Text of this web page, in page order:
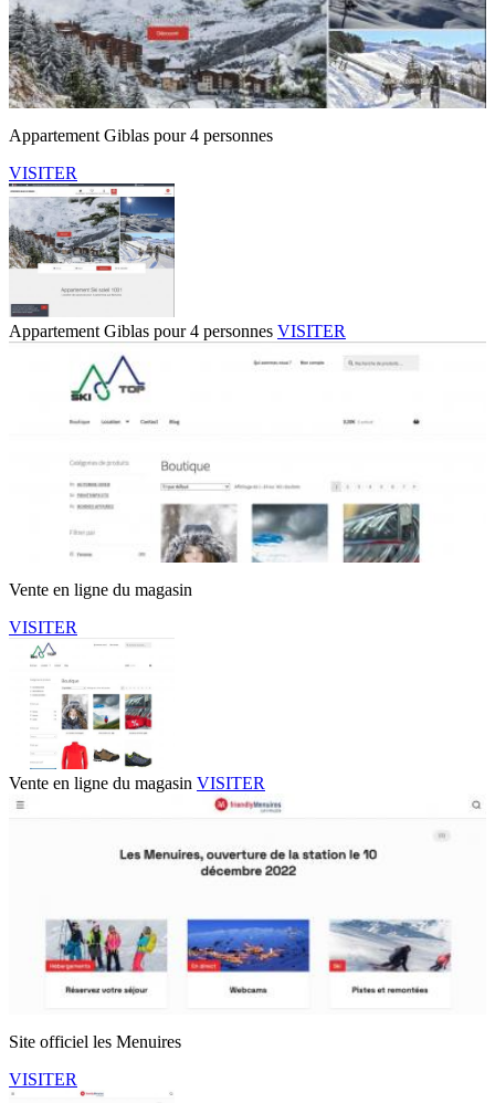
Appartement Giblas pour 4 personnes
VISITER
Appartement Giblas pour 4 personnes VISITER
Vente en ligne du magasin
VISITER
Vente en ligne du magasin VISITER
Site officiel les Menuires
VISITER